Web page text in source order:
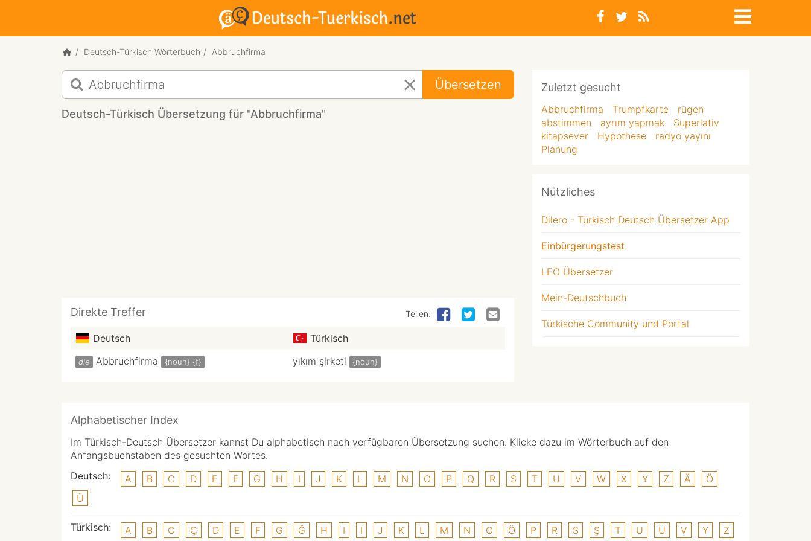
Deutsch-Türkisch Wörterbuch Abbruchfirma
Deutsch-
Türkisch
Übersetzung
für
Übersetzen
Deutsch-Türkisch Übersetzung für "Abbruchfirma"
Direkte Treffer Teilen:
Deutsch Türkisch
die Abbruchfirma {noun} {f} yıkım şirketi {noun}
Zuletzt gesucht
Abbruchfirma Trumpfkarte
rügen
abstimmen
ayrım yapmak
Superlativ
kitapsever
Hypothese
radyo yayını
Planung
Nützliches
Dilero - Türkisch Deutsch Übersetzer App
Einbürgerungstest
LEO Übersetzer
Mein-Deutschbuch
Türkische Community und Portal
Alphabetischer Index
Im Türkisch-Deutsch Übersetzer kannst Du alphabetisch nach verfügbaren Übersetzung suchen. Klicke dazu im Wörterbuch auf den
Anfangsbuchstaben des gesuchten Wortes.
Deutsch:
A B C D E F G H I J K L M N O P Q R S T U V W X Y Z Ä
Ö
Ü
Türkisch: A B C Ç D E F G Ğ H I I J K L M N O Ö P R S Ş T U Ü V Y Z